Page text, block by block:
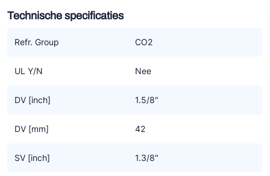
dankzij een specifiek CO2 design
HG P CO2 T transkritisch (LSPM)
Permanent Magnet) met verder dezelfde technische
• De hogere graad van efficiency door LSPM motor technologie
• Werkt synchroon, zonder slip dus daarom op hogere
tegelijkertijd even robuust zijn
Technische specificaties
Refr. Group CO2
UL Y/N Nee
DV [inch] 1.5/8"
DV [mm] 42
SV [inch] 1.3/8"